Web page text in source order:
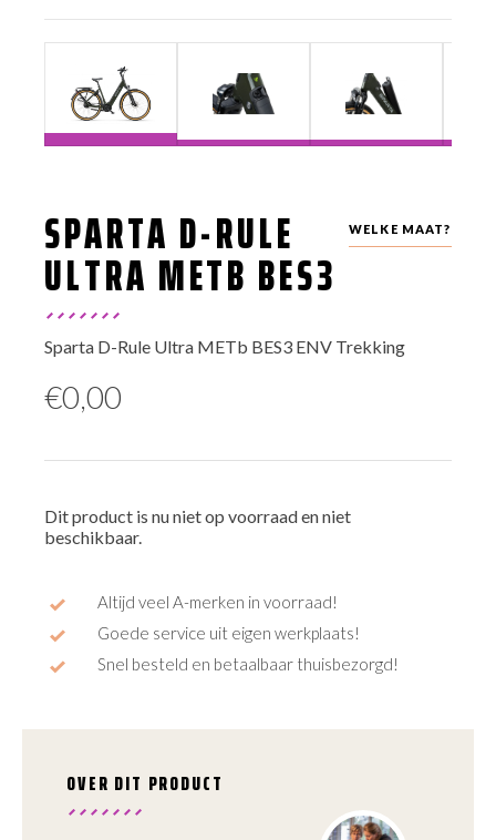
WELKE MAAT?
SPARTA D-RULE
ULTRA METB BES3
Sparta D-Rule Ultra METb BES3 ENV Trekking
€0,00
Dit product is nu niet op voorraad en niet
beschikbaar.
Altijd veel A-merken in voorraad!
Goede service uit eigen werkplaats!
Snel besteld en betaalbaar thuisbezorgd!
OVER DIT PRODUCT